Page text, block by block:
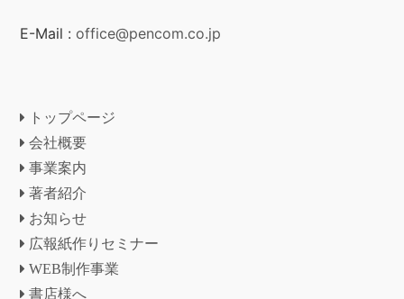
E-Mail :office@pencom.co.jp
トップページ
会社概要
事業案内
著者紹介
お知らせ
広報紙作りセミナー
WEB制作事業
書店様へ